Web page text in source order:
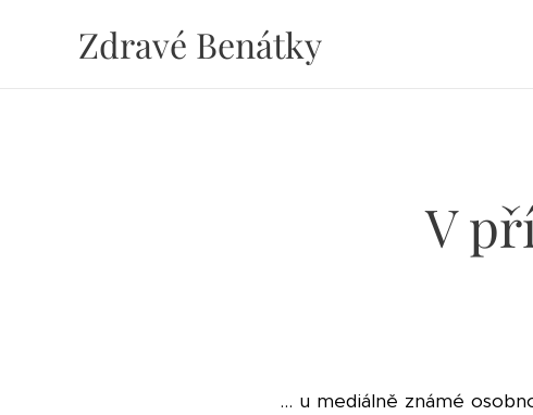
Zdravé Benátky
V
... u mediálně známé